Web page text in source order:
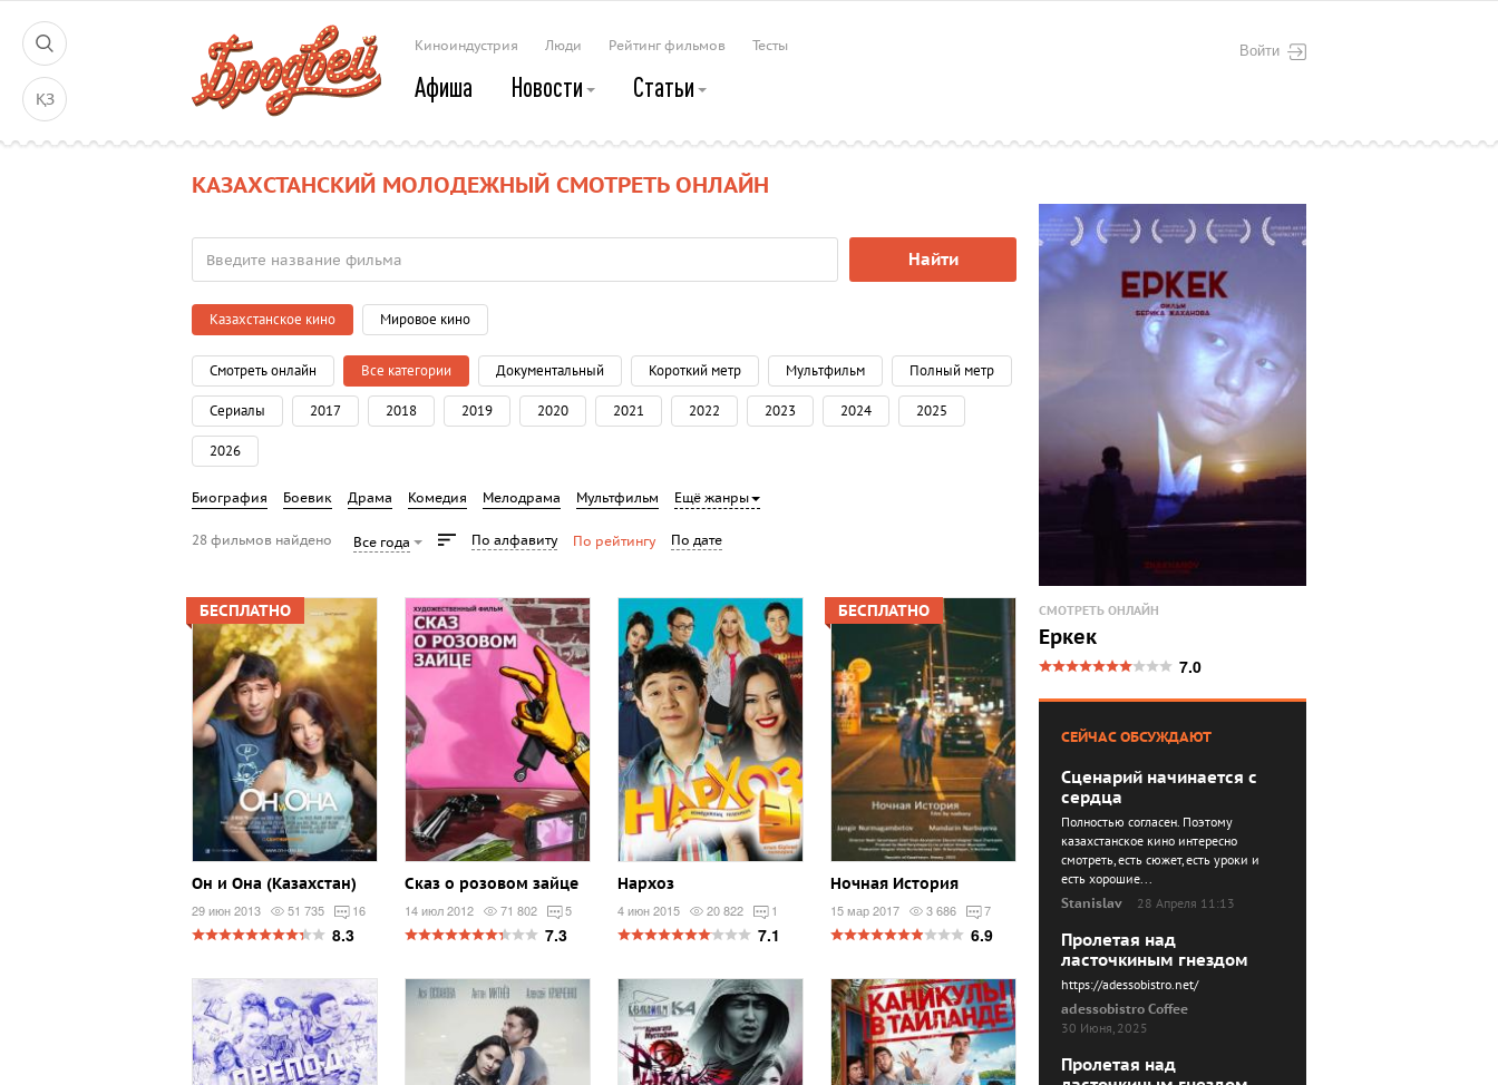
ҚЗ
Войти
Киноиндустрия Люди Рейтинг фильмов Тесты
Афиша Новости Статьи
КАЗАХСТАНСКИЙ МОЛОДЕЖНЫЙ СМОТРЕТЬ ОНЛАЙН
Найти
Казахстанское кино Мировое кино
Смотреть онлайн Все категории Документальный Короткий метр Мультфильм Полный метр
Сериалы 2017 2018 2019 2020 2021 2022 2023 2024 2025
2026
Биография Боевик Драма Комедия Мелодрама Мультфильм Ещё жанры
28 фильмов найдено Все года По алфавиту По рейтингу По дате
БЕСПЛАТНО
Он и Она (Казахстан)
29 июн 2013 51 735 16
8.3
Сказ о розовом зайце
14 июл 2012 71 802 5
7.3
Нархоз
4 июн 2015 20 822 1
7.1
БЕСПЛАТНО
Ночная История
15 мар 2017 3 686 7
6.9
СМОТРЕТЬ ОНЛАЙН
Еркек
7.0
СЕЙЧАС ОБСУЖДАЮТ
Сценарий начинается с
сердца
Полностью согласен. Поэтому
казахстанское кино интересно
смотреть, есть сюжет, есть уроки и
есть хорошие...
Stanislav
28 Апреля 11:13
Пролетая над
ласточкиным гнездом
https://adessobistro.net/
adessobistro Coffee
30 Июня, 2025
Пролетая над